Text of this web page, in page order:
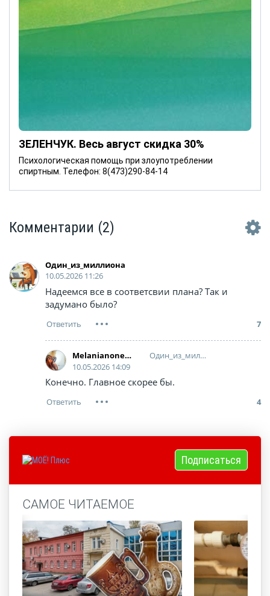
ЗЕЛЕНЧУК. Весь август скидка 30%
Психологическая помощь при злоупотреблении
спиртным. Телефон: 8(473)290-84-14
Комментарии (2)
Один_из_миллиона
10.05.2026 11:26
Надеемся все в соответсвии плана? Так и
задумано было?
7
Melanianonetramp
Один_из_миллиона
10.05.2026 14:09
Конечно. Главное скорее бы.
4
Подписаться
САМОЕ ЧИТАЕМОЕ